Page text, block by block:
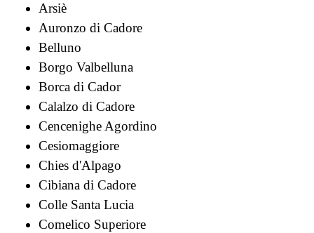
Arsiè
Auronzo di Cadore
Belluno
Borgo Valbelluna
Borca di Cador
Calalzo di Cadore
Cencenighe Agordino
Cesiomaggiore
Chies d'Alpago
Cibiana di Cadore
Colle Santa Lucia
Comelico Superiore